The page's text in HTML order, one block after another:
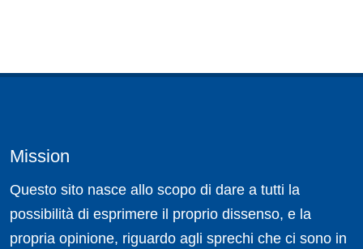
Mission
Questo sito nasce allo scopo di dare a tutti la
possibilità di esprimere il proprio dissenso, e la
propria opinione, riguardo agli sprechi che ci sono in